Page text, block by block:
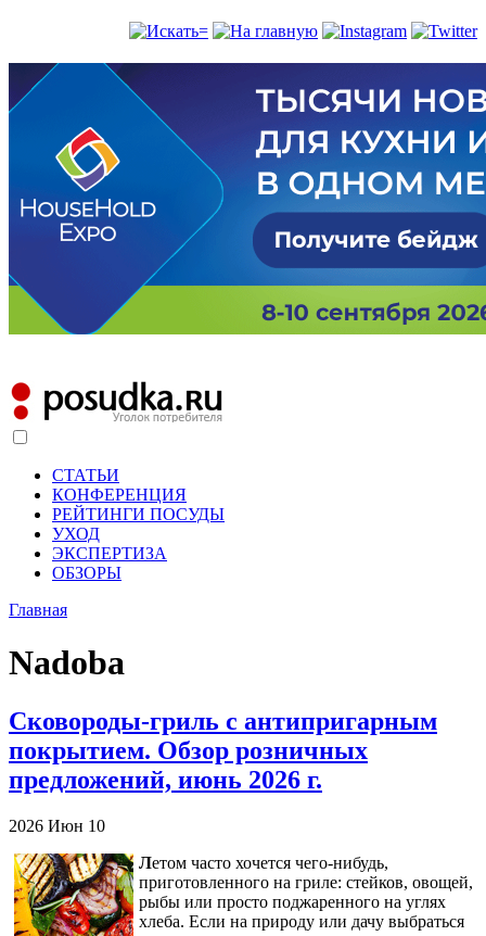
СТАТЬИ
КОНФЕРЕНЦИЯ
РЕЙТИНГИ ПОСУДЫ
УХОД
ЭКСПЕРТИЗА
ОБЗОРЫ
Главная
Nadoba
Сковороды-гриль с антипригарным
покрытием. Обзор розничных
предложений, июнь 2026 г.
2026 Июн 10
Летом часто хочется чего-нибудь,
приготовленного на гриле: стейков, овощей,
рыбы или просто поджаренного на углях
хлеба. Если на природу или дачу выбраться